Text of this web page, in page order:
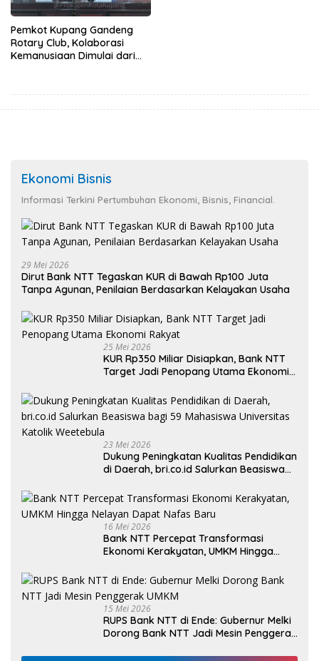
Pemkot Kupang Gandeng
Rotary Club, Kolaborasi
Kemanusiaan Dimulai dari
Ekonomi Bisnis
Informasi Terkini Pertumbuhan Ekonomi, Bisnis, Financial.
29 Mei 2026
Dirut Bank NTT Tegaskan KUR di Bawah Rp100 Juta
Tanpa Agunan, Penilaian Berdasarkan Kelayakan Usaha
25 Mei 2026
KUR Rp350 Miliar Disiapkan, Bank NTT
Target Jadi Penopang Utama Ekonomi
23 Mei 2026
Dukung Peningkatan Kualitas Pendidikan
di Daerah, bri.co.id Salurkan Beasiswa
Weetebula
16 Mei 2026
Bank NTT Percepat Transformasi
Ekonomi Kerakyatan, UMKM Hingga
15 Mei 2026
RUPS Bank NTT di Ende: Gubernur Melki
Dorong Bank NTT Jadi Mesin Penggerak